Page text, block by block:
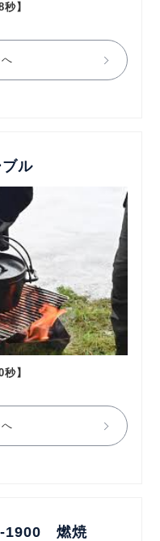
】
ル
】
1900 燃焼